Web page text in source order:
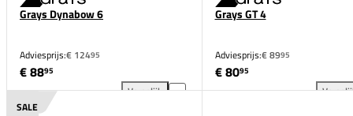
Grays Dynabow 6
Adviesprijs:€ 12495
€ 8895
Vergelijk
Grays GT 4
Adviesprijs:€ 8995
€ 8095
SALE